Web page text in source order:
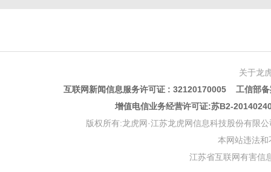
关于龙
互联网新闻信息服务许可证 : 32120170005 工信部
增值电信业务经营许可证:苏B2-
版权所有:龙虎网·江苏龙虎网信息科技股份有限
本网站违法
江苏省互联网有害